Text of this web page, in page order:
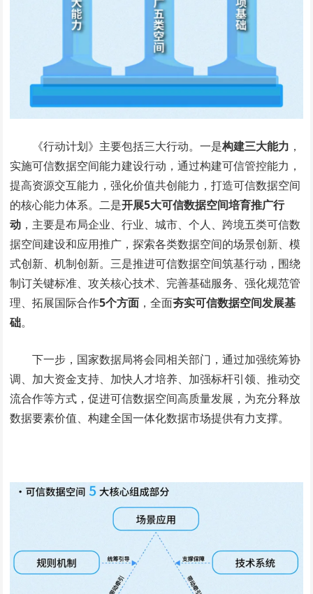
《行动计划》主要包括三大行动。一是构建三大能力 ，
实施可信数据空间能力建设行动，通过构建可信管控能力，
提高资源交互能力，强化价值共创能力，打造可信数据空间
的核心能力体系。二是开展5大可信数据空间培育推广行
动 ，主要是布局企业、行业、城市、个人、跨境五类可信数
据空间建设和应用推广，探索各类数据空间的场景创新、模
式创新、机制创新。三是推进可信数据空间筑基行动，围绕
制订关键标准、攻关核心技术、完善基础服务、强化规范管
理、拓展国际合作5个方面 ，全面夯实可信数据空间发展基
础。
下一步，国家数据局将会同相关部门，通过加强统筹协
调、加大资金支持、加快人才培养、加强标杆引领、推动交
流合作等方式，促进可信数据空间高质量发展，为充分释放
数据要素价值、构建全国一体化数据市场提供有力支撑。